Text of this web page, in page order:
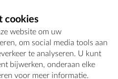
373 75 96
cookies
website om uw
om social media tools aan
te analyseren. U kunt
bijwerken, onderaan elke
voor meer informatie.